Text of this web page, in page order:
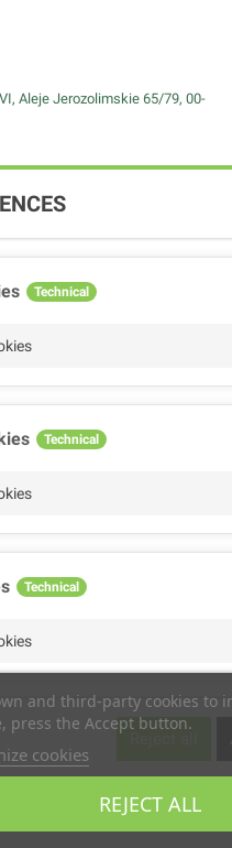
Aleje Jerozolimskie 65/79, 00-
and third-party cookies to
press the Accept button.
cookies
REJECT ALL
Technical
Technical
Technical
Technical